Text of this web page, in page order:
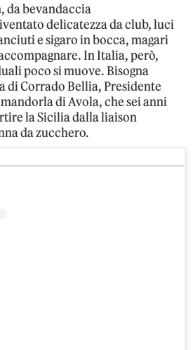
da bevandaccia
delicatezza da club, luci
e sigaro in bocca, magari
In Italia, però,
poco si muove. Bisogna
di Corrado Bellia, Presidente
di Avola, che sei anni
la Sicilia dalla liaison
da zucchero.